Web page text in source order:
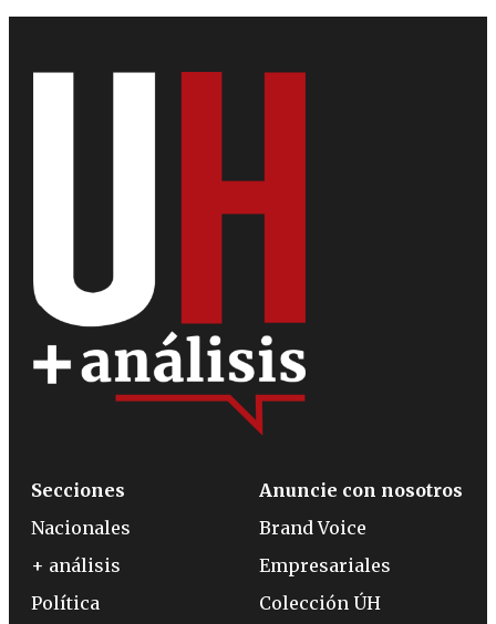
Secciones
Nacionales
+ análisis
Política
Anuncie con nosotros
Brand Voice
Empresariales
Colección ÚH